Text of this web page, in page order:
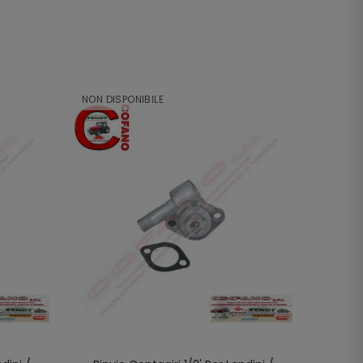
NON DISPONIBILE